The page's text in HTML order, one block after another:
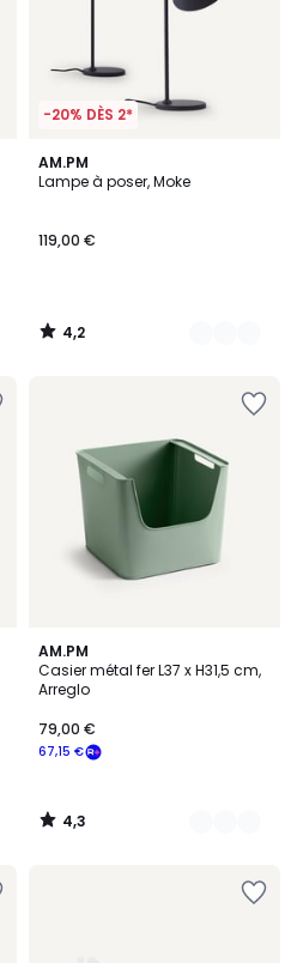
-20% DÈS 2*
AM.PM
Lampe à poser, Moke
119,00 €
4,2
/ 5
2
Couleurs
4,2
/
AM.PM
Casier métal fer L37 x H31,5 cm,
Arreglo
67,15 €
79,00 €
4,3
/ 5
5
Couleurs
4,3
/